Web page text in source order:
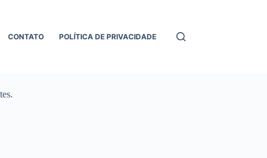
CONTATO POLÍTICA DE PRIVACIDADE